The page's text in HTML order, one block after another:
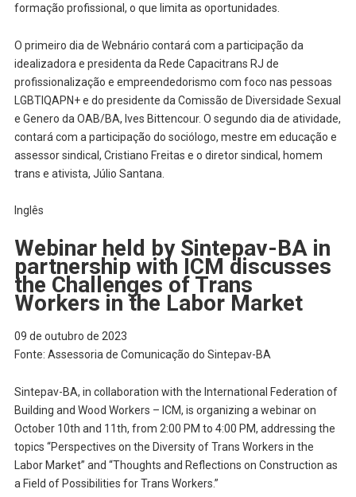
formação profissional, o que limita as oportunidades.
O primeiro dia de Webnário contará com a participação da
idealizadora e presidenta da Rede Capacitrans RJ de
profissionalização e empreendedorismo com foco nas pessoas
LGBTIQAPN+ e do presidente da Comissão de Diversidade Sexual
e Genero da OAB/BA, Ives Bittencour. O segundo dia de atividade,
contará com a participação do sociólogo, mestre em educação e
assessor sindical, Cristiano Freitas e o diretor sindical, homem
trans e ativista, Júlio Santana.
Inglês
Webinar held by Sintepav-BA in
partnership with ICM discusses
the Challenges of Trans
Workers in the Labor Market
09 de outubro de 2023
Fonte: Assessoria de Comunicação do Sintepav-BA
Sintepav-BA, in collaboration with the International Federation of
Building and Wood Workers – ICM, is organizing a webinar on
October 10th and 11th, from 2:00 PM to 4:00 PM, addressing the
topics “Perspectives on the Diversity of Trans Workers in the
Labor Market” and “Thoughts and Reflections on Construction as
a Field of Possibilities for Trans Workers.”